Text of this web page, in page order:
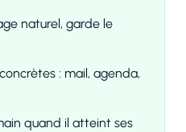
naturel, garde le
: mail, agenda,
quand il atteint ses